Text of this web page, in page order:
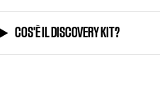
COS'È IL DISCOVERY KIT?